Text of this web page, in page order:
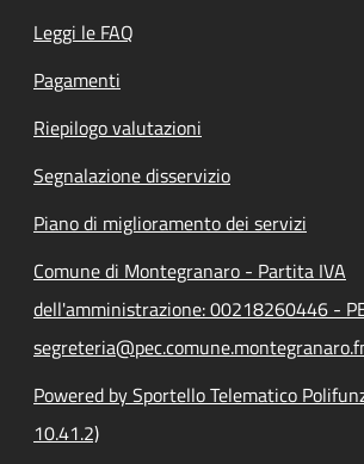
Leggi le FAQ
Pagamenti
Riepilogo valutazioni
Segnalazione disservizio
Piano di miglioramento dei servizi
Comune di Montegranaro - Partita IVA
dell'amministrazione: 00218260446 -
Powered by Sportello Telematico
10.41.2)